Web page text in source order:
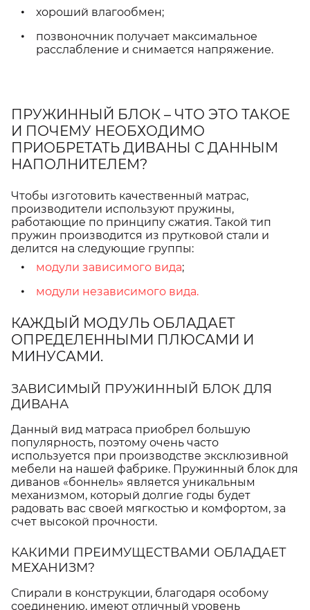
хороший влагообмен;
позвоночник получает максимальное
расслабление и снимается напряжение.
ПРУЖИННЫЙ БЛОК – ЧТО ЭТО ТАКОЕ
И ПОЧЕМУ НЕОБХОДИМО
ПРИОБРЕТАТЬ ДИВАНЫ С ДАННЫМ
НАПОЛНИТЕЛЕМ?
Чтобы изготовить качественный матрас,
производители используют пружины,
работающие по принципу сжатия. Такой тип
пружин производится из прутковой стали и
делится на следующие группы:
модули зависимого вида;
модули независимого вида.
КАЖДЫЙ МОДУЛЬ ОБЛАДАЕТ
ОПРЕДЕЛЕННЫМИ ПЛЮСАМИ И
МИНУСАМИ.
ЗАВИСИМЫЙ ПРУЖИННЫЙ БЛОК ДЛЯ
ДИВАНА
Данный вид матраса приобрел большую
популярность, поэтому очень часто
используется при производстве эксклюзивной
мебели на нашей фабрике. Пружинный блок для
диванов «боннель» является уникальным
механизмом, который долгие годы будет
радовать вас своей мягкостью и комфортом, за
счет высокой прочности.
КАКИМИ ПРЕИМУЩЕСТВАМИ ОБЛАДАЕТ
МЕХАНИЗМ?
Спирали в конструкции, благодаря особому
соединению, имеют отличный уровень